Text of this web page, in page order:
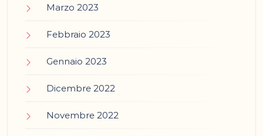
Marzo 2023
Febbraio 2023
Gennaio 2023
Dicembre 2022
Novembre 2022